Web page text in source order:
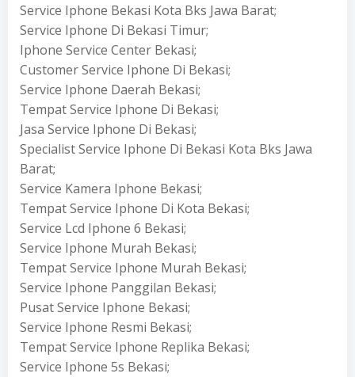
Service Iphone Bekasi Kota Bks Jawa Barat;
Service Iphone Di Bekasi Timur;
Iphone Service Center Bekasi;
Customer Service Iphone Di Bekasi;
Service Iphone Daerah Bekasi;
Tempat Service Iphone Di Bekasi;
Jasa Service Iphone Di Bekasi;
Specialist Service Iphone Di Bekasi Kota Bks Jawa
Barat;
Service Kamera Iphone Bekasi;
Tempat Service Iphone Di Kota Bekasi;
Service Lcd Iphone 6 Bekasi;
Service Iphone Murah Bekasi;
Tempat Service Iphone Murah Bekasi;
Service Iphone Panggilan Bekasi;
Pusat Service Iphone Bekasi;
Service Iphone Resmi Bekasi;
Tempat Service Iphone Replika Bekasi;
Service Iphone 5s Bekasi;